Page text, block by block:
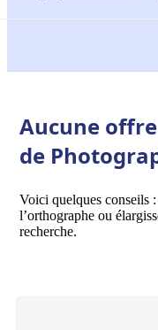
Aucune
de
Voici quelques conseils
l’orthographe ou
recherche.